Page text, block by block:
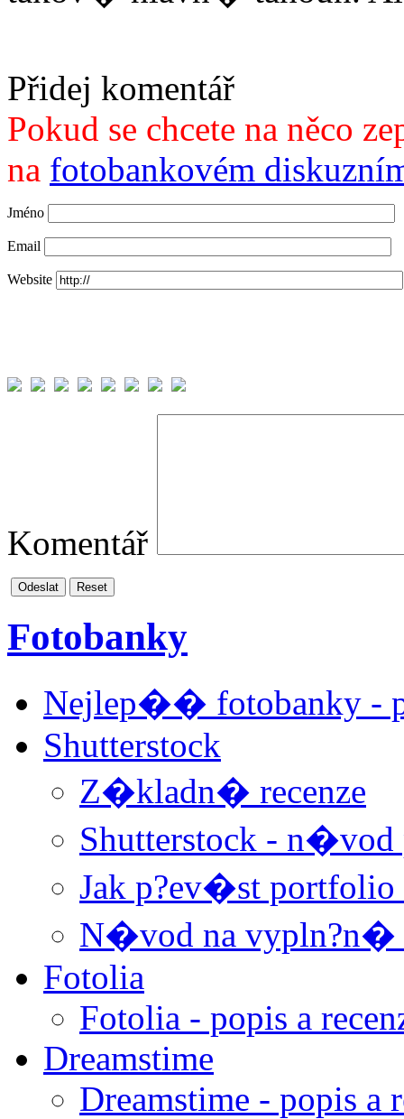
Přidej komentář
Pokud se chcete na něco
na fotobankovém
Jméno
Email
Website
Komentář
Odeslat Reset
Fotobanky
Nejlep�� fotobanky -
Shutterstock
Z�kladn� recenze
Shutterstock - n�vod
Jak p?ev�st portfolio
N�vod na vypln?n�
Fotolia
Fotolia - popis a
Dreamstime
Dreamstime - popis a